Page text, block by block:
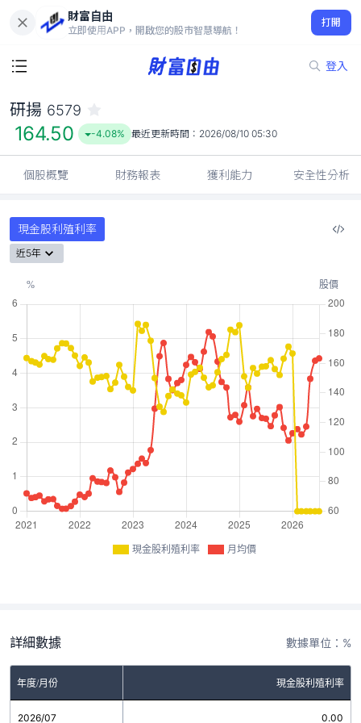
財富自由
立即使用APP，開啟您的股市智慧導航！
打開
登入
164.50
-4.08%
研揚 6579
164.50 -4.08% 最近更新時間： 2026/08/10 05:30
個股概覽 財務報表 獲利能力 安全性分析
現金股利殖利率
近5年
現金股利殖利率 月均價
詳細數據 數據單位：%
年度/月份 現金股利殖利率
2026/07 0.00